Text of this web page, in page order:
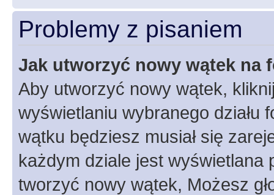
Problemy z pisaniem
Jak utworzyć nowy wątek na
Aby utworzyć nowy wątek,
wyświetlaniu wybranego działu
wątku będziesz musiał się
każdym dziale jest wyświetlana
tworzyć nowy wątek, Możesz